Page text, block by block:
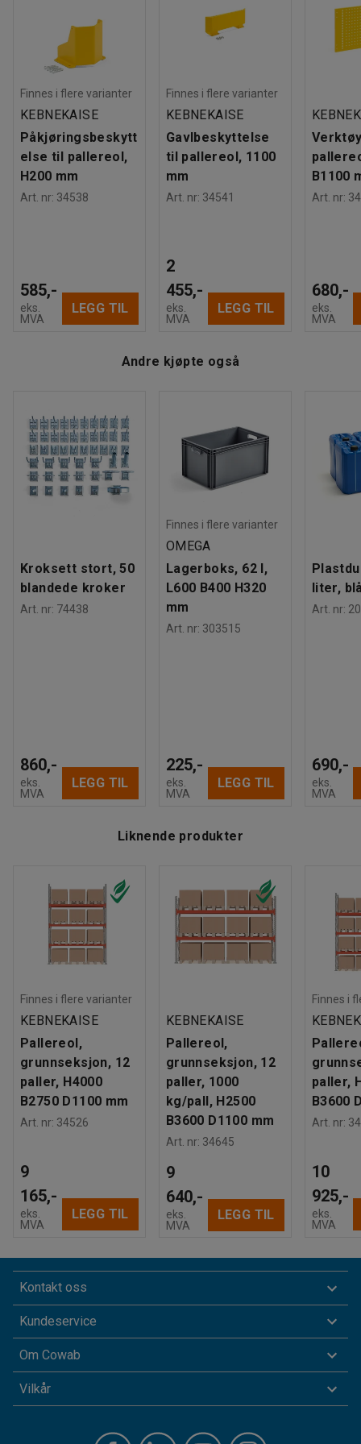
Anbefalt antall personer til håndtering
Beregnet håndteringstid/person: 60
112,16
kg
Montering
Tester :
EN 15512, DGUV Regel 108-007, EN 1090-1:2009+A1:2011
Kvalitets- og miljømerking: Byggvarubedömd ID: 144642
Finnes i flere varianter
KEBNEKAISE
Påkjøringsbeskytt
else til pallereol,
H200 mm
Art. nr: 34538
585,-
eks.
MVA
LEGG TIL
Finnes i flere varianter
KEBNEKAISE
Gavlbeskyttelse
til pallereol, 1100
mm
Art. nr: 34541
2
455,-
eks.
MVA
LEGG TIL
B1100
Art. nr:
680,-
eks.
MVA
Andre kjøpte også
Kroksett stort, 50
blandede kroker
Art. nr: 74438
860,-
eks.
MVA
LEGG TIL
Finnes i flere varianter
OMEGA
Lagerboks, 62 l,
L600 B400 H320
mm
Art. nr: 303515
225,-
eks.
MVA
LEGG TIL
liter,
Art. nr:
690,-
eks.
MVA
Liknende produkter
Finnes i flere varianter
KEBNEKAISE
Pallereol,
grunnseksjon, 12
paller, H4000
B2750 D1100 mm
Art. nr: 34526
9
165,-
eks.
MVA
LEGG TIL
KEBNEKAISE
Pallereol,
grunnseksjon, 12
paller, 1000
kg/pall, H2500
B3600 D1100 mm
Art. nr: 34645
9
640,-
eks.
MVA
LEGG TIL
Finnes i
paller,
B3600
Art. nr:
10
925,-
eks.
MVA
Kontakt oss
Kundeservice
Om Cowab
Vilkår